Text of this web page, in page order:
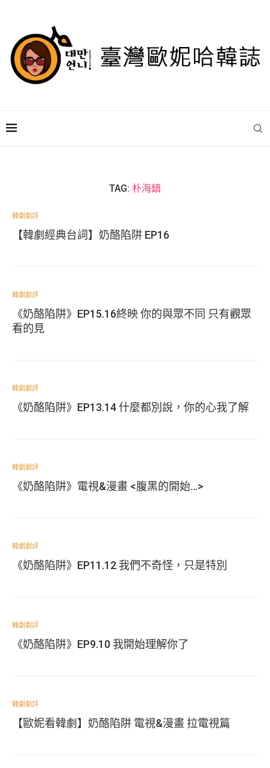
TAG: 朴海鎮
韓劇劇評
【韓劇經典台詞】奶酪陷阱 EP16
韓劇劇評
《奶酪陷阱》EP15.16終映 你的與眾不同 只有觀眾
看的見
韓劇劇評
《奶酪陷阱》EP13.14 什麼都別說，你的心我了解
韓劇劇評
《奶酪陷阱》電視&漫畫 <腹黑的開始...>
韓劇劇評
《奶酪陷阱》EP11.12 我們不奇怪，只是特別
韓劇劇評
《奶酪陷阱》EP9.10 我開始理解你了
韓劇劇評
【歐妮看韓劇】奶酪陷阱 電視&漫畫 拉電視篇